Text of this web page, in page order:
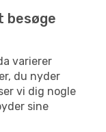
besøge
varierer
du nyder
vi dig nogle
sine